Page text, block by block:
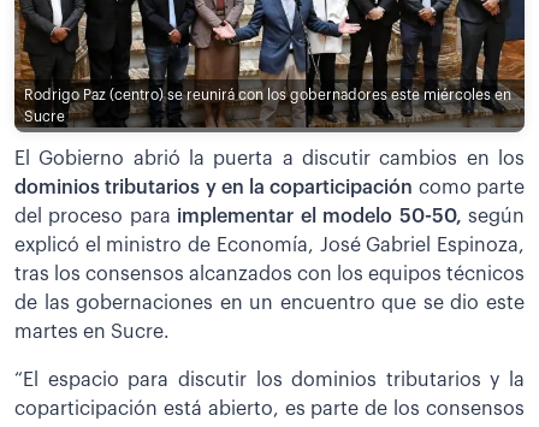
Rodrigo Paz (centro) se reunirá con los gobernadores este miércoles en
Sucre
El Gobierno abrió la puerta a discutir cambios en los
dominios tributarios y en la coparticipación como parte
del proceso para implementar el modelo 50-50,según
explicó el ministro de Economía, José Gabriel Espinoza,
tras los consensos alcanzados con los equipos técnicos
de las gobernaciones en un encuentro que se dio este
martes en Sucre.
“El espacio para discutir los dominios tributarios y la
coparticipación está abierto, es parte de los consensos